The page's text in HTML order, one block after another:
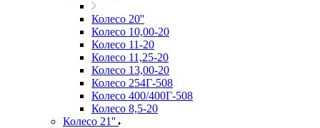
Колесо 20''
Колесо 10,00-20
Колесо 11-20
Колесо 11,25-20
Колесо 13,00-20
Колесо 254Г-508
Колесо 400/400Г-508
Колесо 8,5-20
Колесо 21''